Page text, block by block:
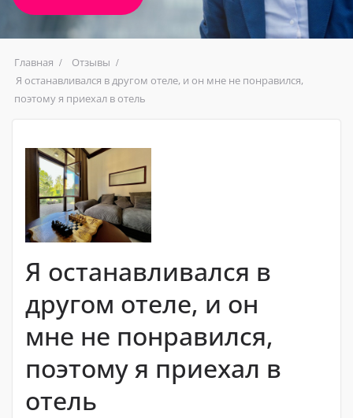
Главная
Отзывы
Я останавливался в другом отеле, и он мне не понравился,
поэтому я приехал в отель
Я останавливался в
другом отеле, и он
мне не понравился,
поэтому я приехал в
отель